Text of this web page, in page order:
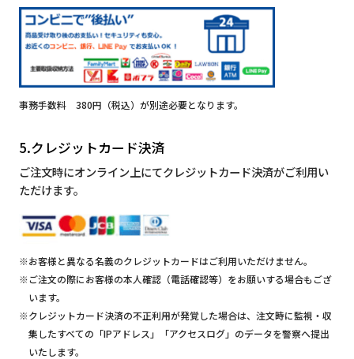
事務手数料 380円（税込）が別途必要となります。
5.クレジットカード決済
ご注文時にオンライン上にてクレジットカード決済がご利用い
ただけます。
※お客様と異なる名義のクレジットカードはご利用いただけません。
※ご注文の際にお客様の本人確認（電話確認等）をお願いする場合もござ
います。
※クレジットカード決済の不正利用が発覚した場合は、注文時に監視・収
集したすべての「IPアドレス」「アクセスログ」のデータを警察へ提出
いたします。